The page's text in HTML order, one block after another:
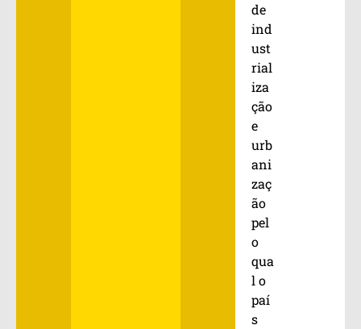
de
ind
ust
rial
iza
ção
e
urb
ani
zaç
ão
pel
o
qua
l o
paí
s